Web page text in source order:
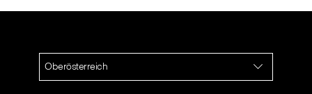
Oberösterreich